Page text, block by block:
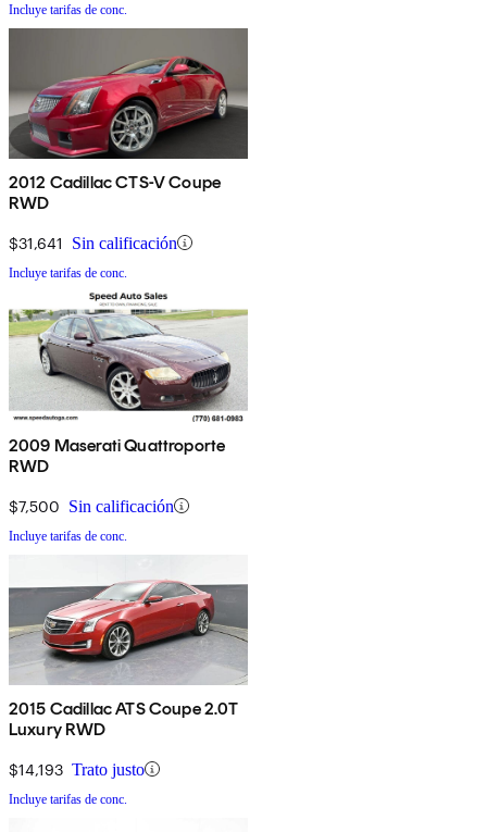
Incluye tarifas de conc.
2012 Cadillac CTS-V Coupe
RWD
$31,641 Sin calificación
Incluye tarifas de conc.
2009 Maserati Quattroporte
RWD
$7,500 Sin calificación
Incluye tarifas de conc.
2015 Cadillac ATS Coupe 2.0T
Luxury RWD
$14,193 Trato justo
Incluye tarifas de conc.